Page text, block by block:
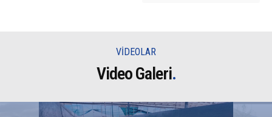
VİDEOLAR
Video Galeri.